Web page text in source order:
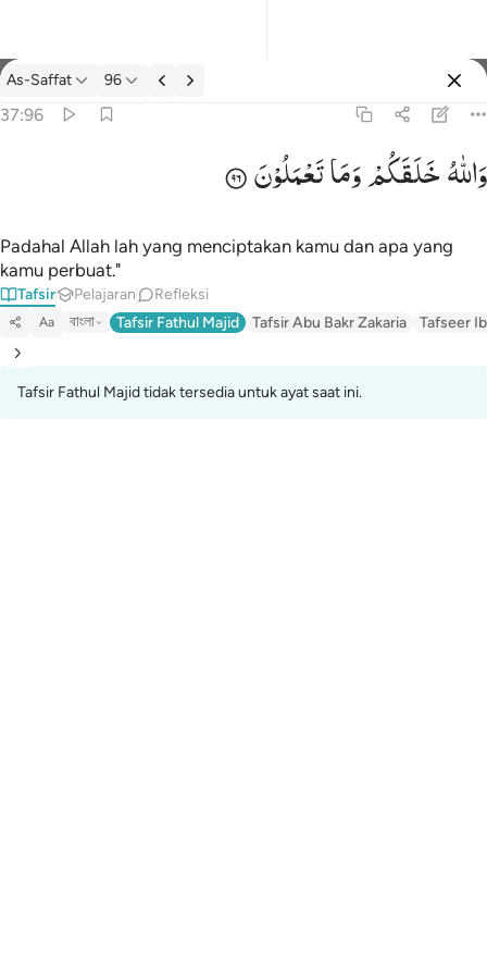
tafsir: As-Saffat 37:96
As-Saffat 96
37:96
وَاللّٰهُخَلَقَكُمْوَمَاتَعْمَلُوْنَ
Padahal Allah lah yang menciptakan kamu dan apa yang
kamu perbuat."
Tafsir Pelajaran Refleksi
Aa বাংলা Tafsir Fathul Majid Tafsir Abu Bakr Zakaria Tafseer
Tafsir Fathul Majid tidak tersedia untuk ayat saat ini.